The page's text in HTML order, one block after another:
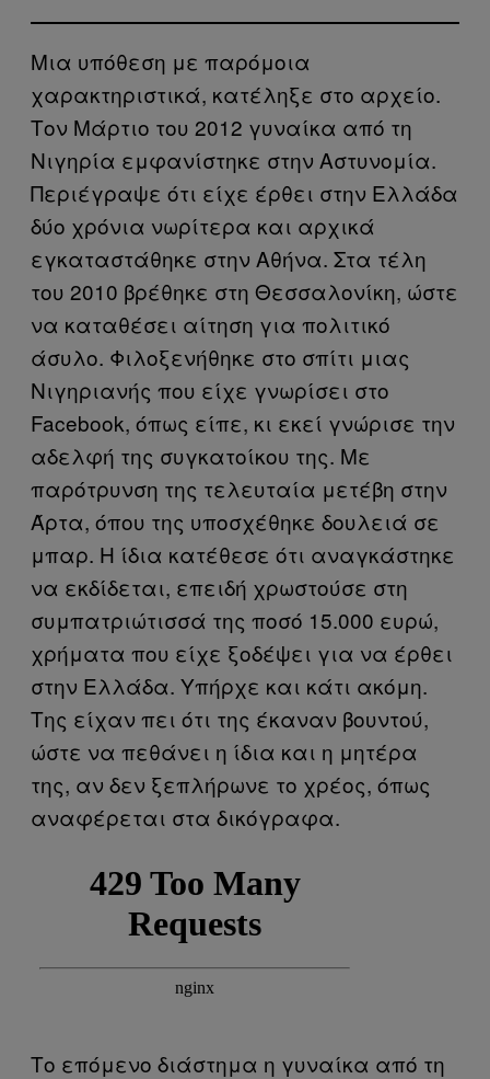
Μια υπόθεση με παρόμοια
χαρακτηριστικά, κατέληξε στο αρχείο.
Τον Μάρτιο του 2012 γυναίκα από τη
Νιγηρία εμφανίστηκε στην Αστυνομία.
Περιέγραψε ότι είχε έρθει στην Ελλάδα
δύο χρόνια νωρίτερα και αρχικά
εγκαταστάθηκε στην Αθήνα. Στα τέλη
του 2010 βρέθηκε στη Θεσσαλονίκη, ώστε
να καταθέσει αίτηση για πολιτικό
άσυλο. Φιλοξενήθηκε στο σπίτι μιας
Νιγηριανής που είχε γνωρίσει στο
Facebook, όπως είπε, κι εκεί γνώρισε την
αδελφή της συγκατοίκου της. Με
παρότρυνση της τελευταία μετέβη στην
Άρτα, όπου της υποσχέθηκε δουλειά σε
μπαρ. Η ίδια κατέθεσε ότι αναγκάστηκε
να εκδίδεται, επειδή χρωστούσε στη
συμπατριώτισσά της ποσό 15.000 ευρώ,
χρήματα που είχε ξοδέψει για να έρθει
στην Ελλάδα. Υπήρχε και κάτι ακόμη.
Της είχαν πει ότι της έκαναν βουντού,
ώστε να πεθάνει η ίδια και η μητέρα
της, αν δεν ξεπλήρωνε το χρέος, όπως
αναφέρεται στα δικόγραφα.
Το επόμενο διάστημα η γυναίκα από τη